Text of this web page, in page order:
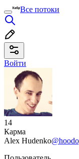
Все потоки
Войти
14
Карма
Alex Hudenko